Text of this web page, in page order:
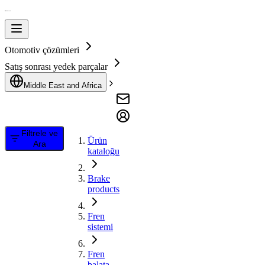
Otomotiv çözümleri
Satış sonrası yedek parçalar
Middle East and Africa
Filtrele ve
Ara
Ürün
kataloğu
Brake
products
Fren
sistemi
Fren